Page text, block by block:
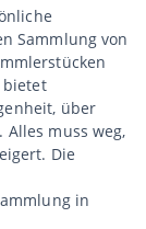
Sammlung von
bietet
über
Alles muss weg,
Die
in